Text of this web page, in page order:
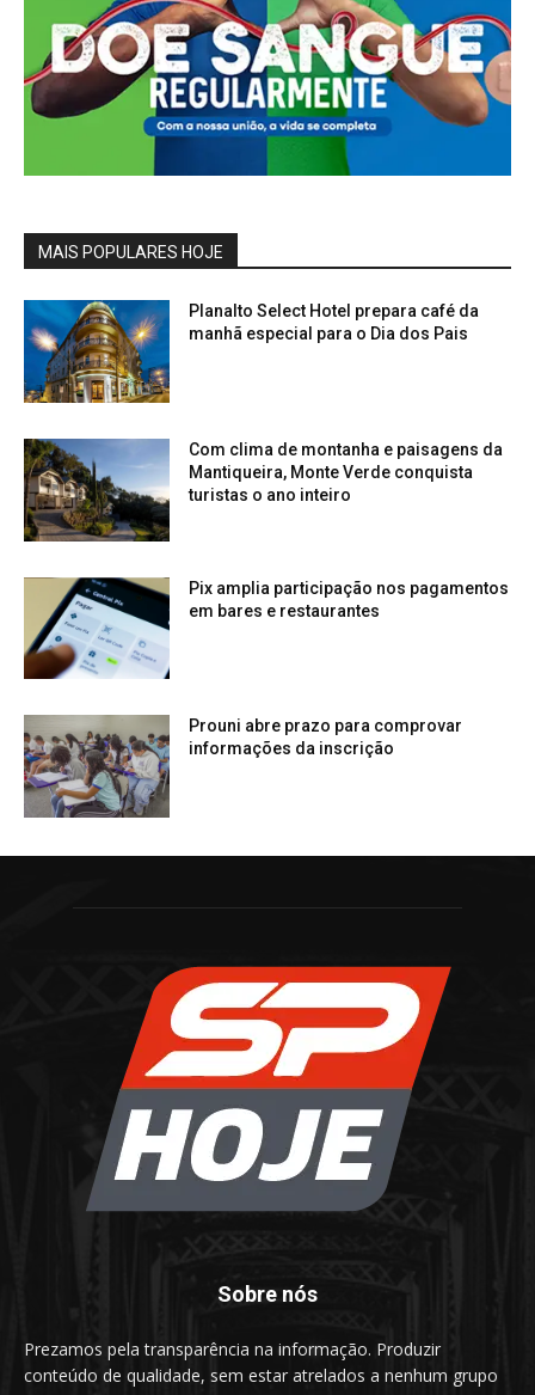
MAIS POPULARES HOJE
Planalto Select Hotel prepara café da
manhã especial para o Dia dos Pais
Com clima de montanha e paisagens da
Mantiqueira, Monte Verde conquista
turistas o ano inteiro
Pix amplia participação nos pagamentos
em bares e restaurantes
Prouni abre prazo para comprovar
informações da inscrição
Sobre nós
Prezamos pela transparência na informação. Produzir
conteúdo de qualidade, sem estar atrelados a nenhum grupo